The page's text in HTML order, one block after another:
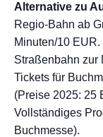
Alternative zu
Regio-Bahn ab
Minuten/10 EUR.
Straßenbahn zur
Tickets für
(Preise 2025: 25
Vollständiges
Buchmesse).